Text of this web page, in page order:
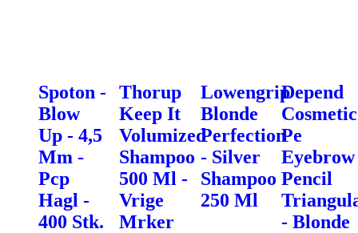
Spoton -
Blow
Up - 4,5
Mm -
Pcp
Hagl -
400 Stk.
Thorup
Keep It
Volumized
Shampoo
500 Ml -
Vrige
Mrker
Lowengrip
Blonde
Perfection
- Silver
Shampoo
250 Ml
Depend
Cosmetic
Pe
Eyebrow
Pencil
- Blonde